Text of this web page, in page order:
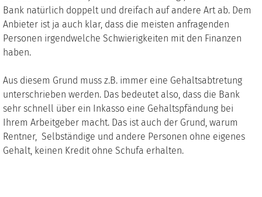
Bank natürlich doppelt und dreifach auf andere Art ab. Dem
Anbieter ist ja auch klar, dass die meisten anfragenden
Personen irgendwelche Schwierigkeiten mit den Finanzen
haben.
Aus diesem Grund muss z.B. immer eine Gehaltsabtretung
unterschrieben werden. Das bedeutet also, dass die Bank
sehr schnell über ein Inkasso eine Gehaltspfändung bei
Ihrem Arbeitgeber macht. Das ist auch der Grund, warum
Rentner, Selbständige und andere Personen ohne eigenes
Gehalt, keinen Kredit ohne Schufa erhalten.